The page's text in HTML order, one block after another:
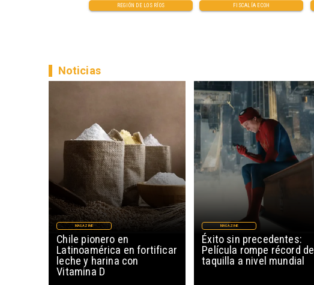
REGIÓN DE LOS RÍOS FISCALÍA ECOH
Chile pionero en
Latinoamérica en fortificar
leche y harina con
Vitamina D
MAGAZINE
Noticias
Éxito sin precedentes:
Película rompe récord de
taquilla a nivel mundial
MAGAZINE